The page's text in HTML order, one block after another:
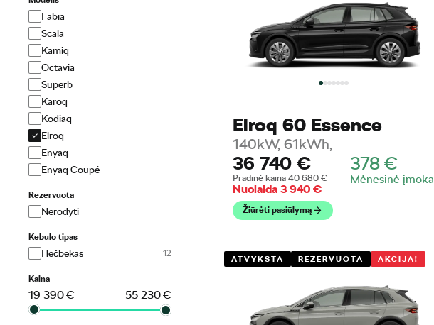
Fabia
Scala
Kamiq
Octavia
Superb
Karoq
Kodiaq
Elroq
Enyaq
Enyaq Coupé
Rezervuota
Nerodyti
Kebulo tipas
Hečbekas
Kaina
19 390€ 55 230€
Elroq 60 Essence
140kW, 61kWh,
36 740 €
Pradinė kaina 40 680 €
Nuolaida 3 940 €
378€
Mėnesinė įmoka
Žiūrėti pasiūlymą
ATVYKSTA REZERVUOTA AKCIJA!